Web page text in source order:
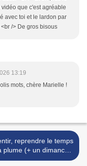
que c'est agréable
avec toi et le lardon par
/> De gros bisous
13:19
mots, chère Marielle !
reprendre le temps
plume (+ un dimanche
en vidéo) >